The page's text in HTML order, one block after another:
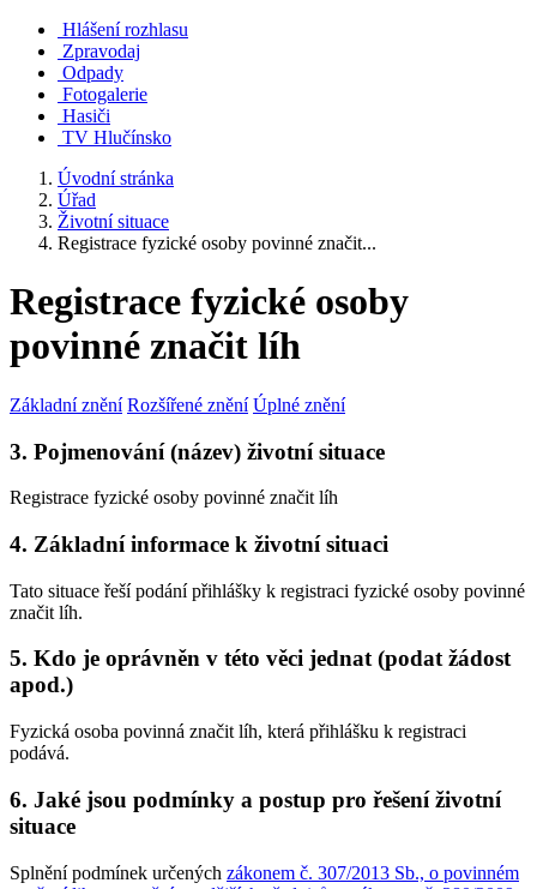
Hlášení rozhlasu
Zpravodaj
Odpady
Fotogalerie
Hasiči
TV Hlučínsko
Úvodní stránka
Úřad
Životní situace
Registrace fyzické osoby povinné značit...
Registrace fyzické osoby
povinné značit líh
Základní znění Rozšířené znění Úplné znění
3. Pojmenování (název) životní situace
Registrace fyzické osoby povinné značit líh
4. Základní informace k životní situaci
Tato situace řeší podání přihlášky k registraci fyzické osoby povinné
značit líh.
5. Kdo je oprávněn v této věci jednat (podat žádost
apod.)
Fyzická osoba povinná značit líh, která přihlášku k registraci
podává.
6. Jaké jsou podmínky a postup pro řešení životní
situace
Splnění podmínek určených zákonem č. 307/2013 Sb., o povinném